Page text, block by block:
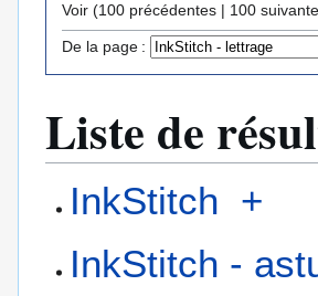
Voir (100 précédentes | 100
De la page :
Liste de
InkStitch +
InkStitch -